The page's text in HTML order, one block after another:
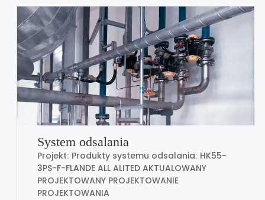
System odsalania
Projekt: Produkty systemu odsalania: HK55-
3PS-F-FLANDE ALL ALITED AKTUALOWANY
PROJEKTOWANY PROJEKTOWANIE
PROJEKTOWANIA